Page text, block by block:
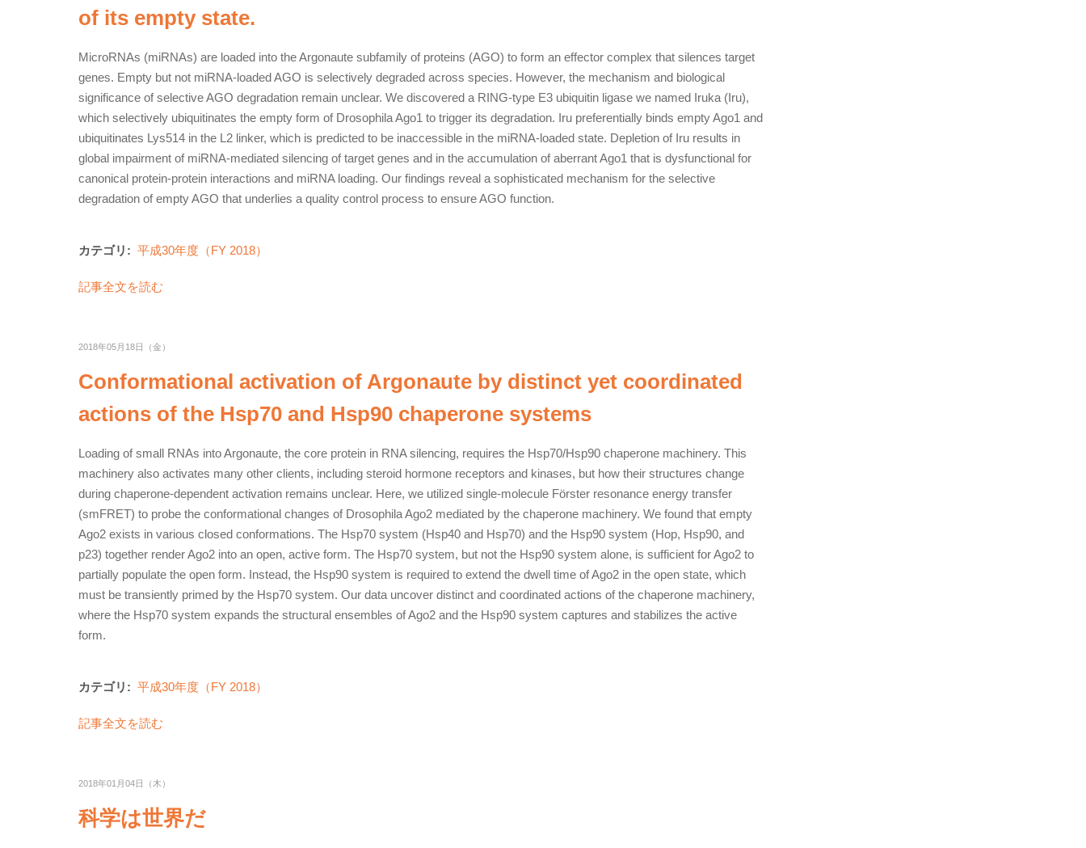
of its empty state.
MicroRNAs (miRNAs) are loaded into the Argonaute subfamily of proteins (AGO) to form an effector complex that silences target
genes. Empty but not miRNA-loaded AGO is selectively degraded across species. However, the mechanism and biological
significance of selective AGO degradation remain unclear. We discovered a RING-type E3 ubiquitin ligase we named Iruka (Iru),
which selectively ubiquitinates the empty form of Drosophila Ago1 to trigger its degradation. Iru preferentially binds empty Ago1 and
ubiquitinates Lys514 in the L2 linker, which is predicted to be inaccessible in the miRNA-loaded state. Depletion of Iru results in
global impairment of miRNA-mediated silencing of target genes and in the accumulation of aberrant Ago1 that is dysfunctional for
canonical protein-protein interactions and miRNA loading. Our findings reveal a sophisticated mechanism for the selective
degradation of empty AGO that underlies a quality control process to ensure AGO function.
カテゴリ: 平成30年度（FY 2018）
記事全文を読む
2018年05月18日（金）
Conformational activation of Argonaute by distinct yet coordinated
actions of the Hsp70 and Hsp90 chaperone systems
Loading of small RNAs into Argonaute, the core protein in RNA silencing, requires the Hsp70/Hsp90 chaperone machinery. This
machinery also activates many other clients, including steroid hormone receptors and kinases, but how their structures change
during chaperone-dependent activation remains unclear. Here, we utilized single-molecule Förster resonance energy transfer
(smFRET) to probe the conformational changes of Drosophila Ago2 mediated by the chaperone machinery. We found that empty
Ago2 exists in various closed conformations. The Hsp70 system (Hsp40 and Hsp70) and the Hsp90 system (Hop, Hsp90, and
p23) together render Ago2 into an open, active form. The Hsp70 system, but not the Hsp90 system alone, is sufficient for Ago2 to
partially populate the open form. Instead, the Hsp90 system is required to extend the dwell time of Ago2 in the open state, which
must be transiently primed by the Hsp70 system. Our data uncover distinct and coordinated actions of the chaperone machinery,
where the Hsp70 system expands the structural ensembles of Ago2 and the Hsp90 system captures and stabilizes the active
form.
カテゴリ: 平成30年度（FY 2018）
記事全文を読む
2018年01月04日（木）
科学は世界だ